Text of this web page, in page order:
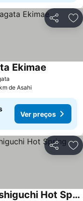
Partilhar
Ekimae
de Asahi
Ver preços
Partilhar
Super Hotel Yamagataeki Nishiguchi Hot Spring